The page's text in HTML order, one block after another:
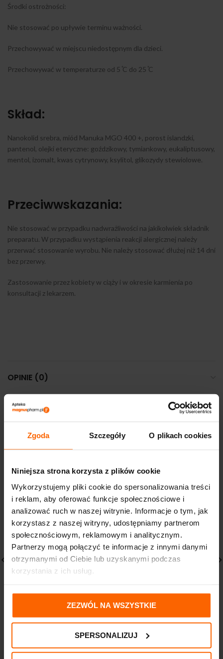
Zgoda Szczegóły O plikach cookies
Niniejsza strona korzysta z plików cookie
Wykorzystujemy pliki cookie do spersonalizowania treści
i reklam, aby oferować funkcje społecznościowe i
analizować ruch w naszej witrynie. Informacje o tym, jak
korzystasz z naszej witryny, udostępniamy partnerom
społecznościowym, reklamowym i analitycznym.
Partnerzy mogą połączyć te informacje z innymi danymi
otrzymanymi od Ciebie lub uzyskanymi podczas
korzystania z ich usług.
ZEZWÓL NA WSZYSTKIE
SPERSONALIZUJ
Środki ostrożności:
Nie stosować po upływie terminu ważności.
Przechowywać w miejscu niedostępnym dla dzieci.
Przechowywać w temperaturze od 5 ̊C do 25 ̊C
Skład:
Nanokolid srebra, miód Manuka MGO 400 +, porost islandzki,
pantenol, olejki eteryczne: goździkowy, tymiankowy, eukaliptusowy,
mentol, izomalt, kwas cytrynowy, ksylitol, glikozydy stewiolowe.
Przeciwwskazania:
Nie stosować w przypadku nadwrażliwości na jakikolwiek składnik
preparatu. W przypadku wystąpienia reakcji alergicznej należy
przerwać stosowanie wyrobu. Nie należy stosować dłużej niż 14 dni
bez przerwy.
Zastosowanie przez kobiety w ciąży i w okresie karmienia po
konsultacji z lekarzem.
OPINIE (0)
DOSTAWA I PŁATNOŚĆ
tabletek
zł
uzupełniający do
płukania zatok 30
13,50zł